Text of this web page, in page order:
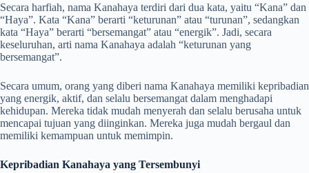
Secara harfiah, nama Kanahaya terdiri dari dua kata, yaitu “Kana” dan
“Haya”. Kata “Kana” berarti “keturunan” atau “turunan”, sedangkan
kata “Haya” berarti “bersemangat” atau “energik”. Jadi, secara
keseluruhan, arti nama Kanahaya adalah “keturunan yang
bersemangat”.
Secara umum, orang yang diberi nama Kanahaya memiliki kepribadian
yang energik, aktif, dan selalu bersemangat dalam menghadapi
kehidupan. Mereka tidak mudah menyerah dan selalu berusaha untuk
mencapai tujuan yang diinginkan. Mereka juga mudah bergaul dan
memiliki kemampuan untuk memimpin.
Kepribadian Kanahaya yang Tersembunyi